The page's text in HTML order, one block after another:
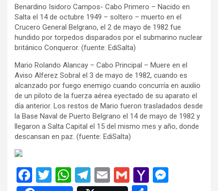
Benardino Isidoro Campos- Cabo Primero – Nacido en
Salta el 14 de octubre 1949 – soltero – muerto en el
Crucero General Belgrano, el 2 de mayo de 1982 fue
hundido por torpedos disparados por el submarino nuclear
británico Conqueror. (fuente: EdiSalta)
Mario Rolando Alancay – Cabo Principal – Muere en el
Aviso Alferez Sobral el 3 de mayo de 1982, cuando es
alcanzado por fuego enemigo cuando concurría en auxilio
de un piloto de la fuerza aérea eyectado de su aparato el
día anterior. Los restos de Mario fueron trasladados desde
la Base Naval de Puerto Belgrano el 14 de mayo de 1982 y
llegaron a Salta Capital el 15 del mismo mes y año, donde
descansan en paz. (fuente: EdiSalta)
F
T
W T
E
G
Y